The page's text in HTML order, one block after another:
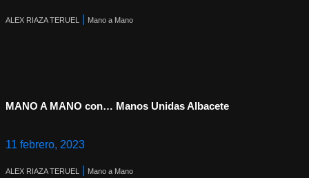
ALEX RIAZA TERUEL Mano a Mano
MANO A MANO con… Manos Unidas Albacete
11 febrero, 2023
ALEX RIAZA TERUEL Mano a Mano